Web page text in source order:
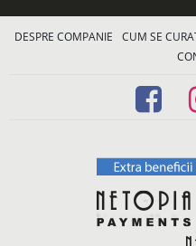
DESPRE COMPANIE CUM SE